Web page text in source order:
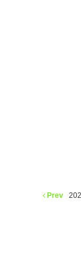
Prev